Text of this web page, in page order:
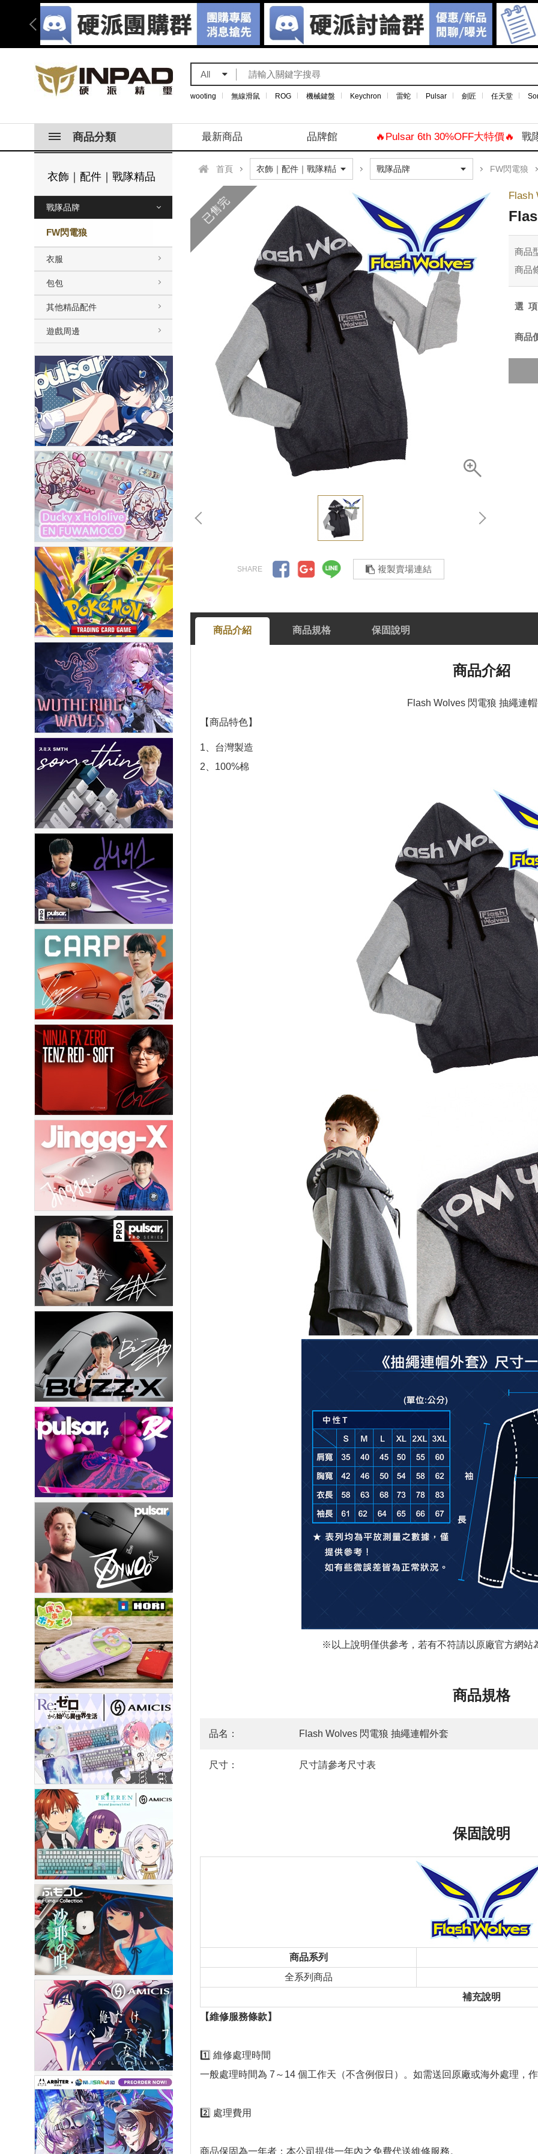
All
wooting 無線滑鼠 ROG 機械鍵盤 Keychron 雷蛇 Pulsar 劍匠 任天堂
商品分類 最新商品 品牌館 🔥Pulsar 6th 30%OFF大特價🔥 戰
衣飾｜配件｜戰隊精品
戰隊品牌
FW閃電狼
衣服
包包
其他精品配件
遊戲周邊
首頁 FW閃電狼
已售完
複製賣場連結
Flash
商品
商品
選
商品
商品介紹 商品規格 保固說明
商品介紹
Flash Wolves 閃電狼 抽繩連
【商品特色】
1、台灣製造
2、100%棉
※以上說明僅供參考，若有不符請以原廠官方網站
商品規格
品名： Flash Wolves 閃電狼 抽繩連帽外套
尺寸： 尺寸請參考尺寸表
保固說明
商品系列
全系列商品
補充說明
【維修服務條款】
1️⃣ 維修處理時間
一般處理時間為 7～14 個工作天（不含例假日）。如需送回原廠或海外處理，
2️⃣ 處理費用
商品保固為一年者：本公司提供一年內之免費代送維修服務。